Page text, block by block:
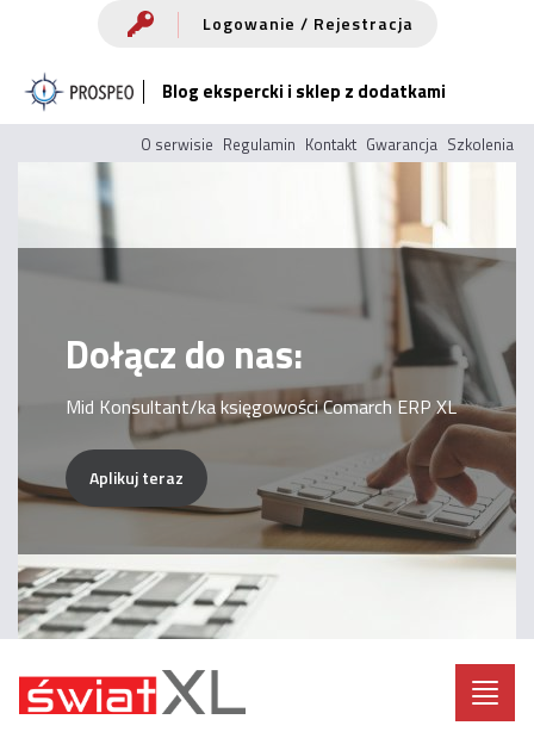
treści
Logowanie / Rejestracja
Blog ekspercki i sklep z dodatkami
O serwisie Regulamin Kontakt Gwarancja Szkolenia
Dołącz do nas:
Mid Konsultant/ka księgowości Comarch ERP XL
Aplikuj teraz